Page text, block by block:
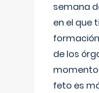
semana
en el que
de los
momento
feto es